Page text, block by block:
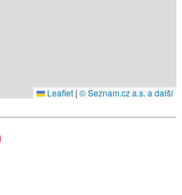
Leaflet | © Seznam.cz a.s. a další